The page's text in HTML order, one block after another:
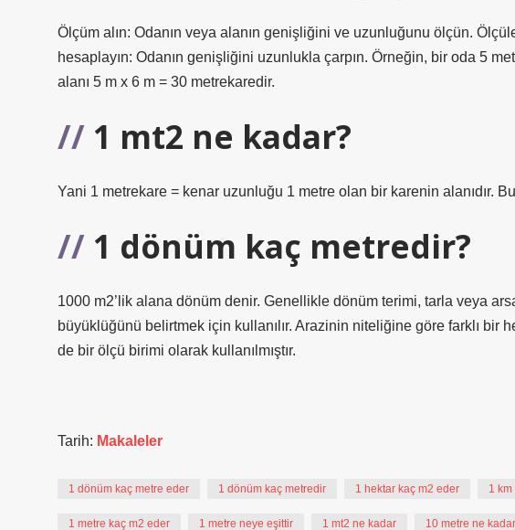
Ölçüm alın: Odanın veya alanın genişliğini ve uzunluğunu ölçün.
hesaplayın: Odanın genişliğini uzunlukla çarpın. Örneğin, bir oda 5
alanı 5 m x 6 m = 30 metrekaredir.
1 mt2 ne kadar?
Yani 1 metrekare = kenar uzunluğu 1 metre olan bir karenin alanıdır.
1 dönüm kaç metredir?
1000 m2’lik alana dönüm denir. Genellikle dönüm terimi, tarla veya
büyüklüğünü belirtmek için kullanılır. Arazinin niteliğine göre farklı bir
de bir ölçü birimi olarak kullanılmıştır.
Tarih: Makaleler
1 dönüm kaç metre eder 1 dönüm kaç metredir 1 hektar kaç m2 eder 1
1 metre kaç m2 eder 1 metre neye eşittir 1 mt2 ne kadar 10 metre ne